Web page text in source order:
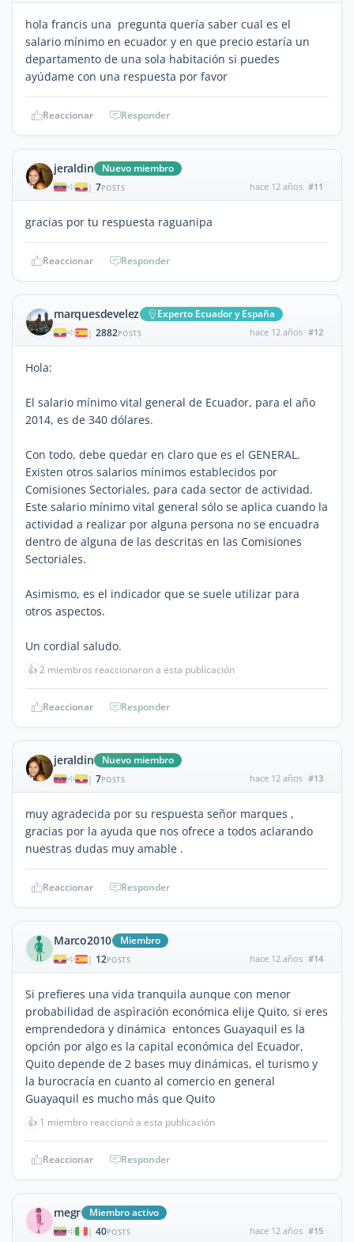
hola francis una pregunta quería saber cual es el
salario mínimo en ecuador y en que precio estaría un
departamento de una sola habitación si puedes
ayúdame con una respuesta por favor
Reaccionar Responder
jeraldin Nuevo miembro
| 7POSTS hace 12 años #11
gracias por tu respuesta raguanipa
Reaccionar Responder
marquesdevelez Experto Ecuador y España
| 2882POSTS hace 12 años #12
Hola:
El salario mínimo vital general de Ecuador, para el año
2014, es de 340 dólares.
Con todo, debe quedar en claro que es el GENERAL.
Existen otros salarios mínimos establecidos por
Comisiones Sectoriales, para cada sector de actividad.
Este salario mínimo vital general sólo se aplica cuando la
actividad a realizar por alguna persona no se encuadra
dentro de alguna de las descritas en las Comisiones
Sectoriales.
Asimismo, es el indicador que se suele utilizar para
otros aspectos.
Un cordial saludo.
👍2 miembros reaccionaron a esta publicación
Reaccionar Responder
jeraldin Nuevo miembro
| 7POSTS hace 12 años #13
muy agradecida por su respuesta señor marques ,
gracias por la ayuda que nos ofrece a todos aclarando
nuestras dudas muy amable .
Reaccionar Responder
Marco2010 Miembro
| 12POSTS hace 12 años #14
Si prefieres una vida tranquila aunque con menor
probabilidad de aspìración económica elije Quito, si eres
emprendedora y dinámica entonces Guayaquil es la
opción por algo es la capital económica del Ecuador,
Quito depende de 2 bases muy dinámicas, el turismo y
la burocracía en cuanto al comercio en general
Guayaquil es mucho más que Quito
👍 1 miembro reaccionó a esta publicación
Reaccionar Responder
megr Miembro activo
| 40POSTS hace 12 años #15